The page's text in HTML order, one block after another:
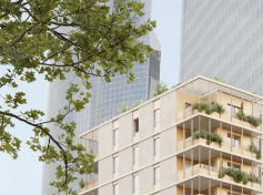
04/26
INAUGURATION ZANNIER
Après six ans de présence sur le
Bendor dans le Var, don...[...]